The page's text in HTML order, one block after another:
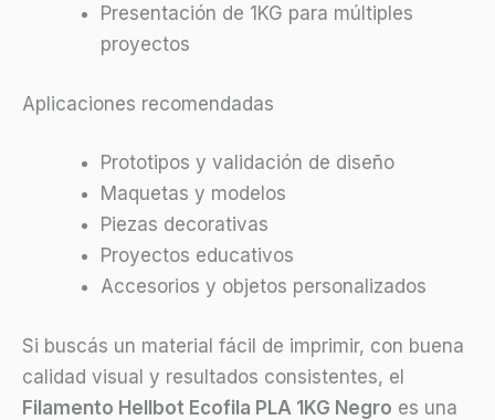
Presentación de 1KG para múltiples
proyectos
Aplicaciones recomendadas
Prototipos y validación de diseño
Maquetas y modelos
Piezas decorativas
Proyectos educativos
Accesorios y objetos personalizados
Si buscás un material fácil de imprimir, con buena
calidad visual y resultados consistentes, el
Filamento Hellbot Ecofila PLA 1KG Negro es una